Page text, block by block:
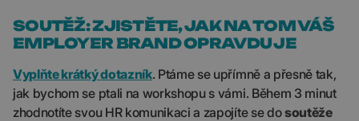
SOUTĚŽ: ZJISTĚTE, JAK NA TOM VÁŠ
EMPLOYER BRAND OPRAVDU JE
Vyplňte krátký dotazník. Ptáme se upřímně a přesně tak,
jak bychom se ptali na workshopu s vámi. Během 3 minut
zhodnotíte svou HR komunikaci a zapojíte se dosoutěže